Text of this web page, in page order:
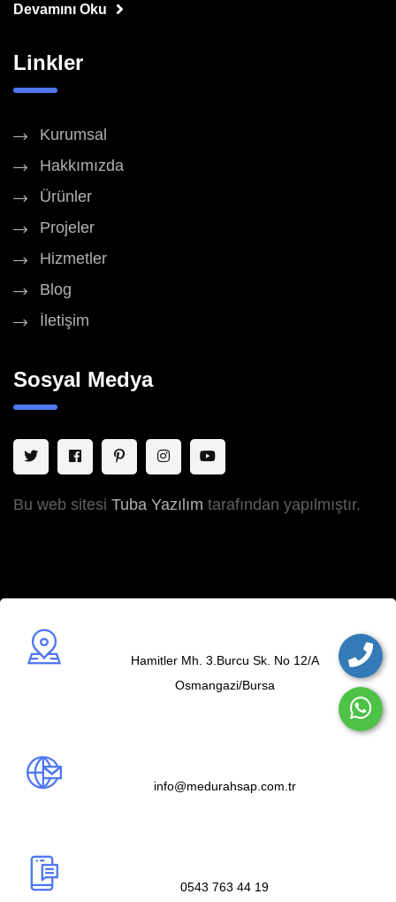
Devamını Oku
Linkler
Kurumsal
Hakkımızda
Ürünler
Projeler
Hizmetler
Blog
İletişim
Sosyal Medya
Bu web sitesi Tuba Yazılım tarafından yapılmıştır.
Hamitler Mh. 3.Burcu Sk. No 12/A
Osmangazi/Bursa
info@medurahsap.com.tr
0543 763 44 19